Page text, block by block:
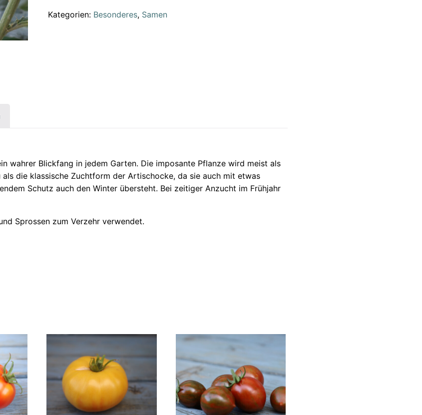
Kategorien: Besonderes, Samen
wahrer Blickfang in jedem Garten. Die imposante Pflanze wird meist als
die klassische Zuchtform der Artischocke, da sie auch mit etwas
Schutz auch den Winter übersteht. Bei zeitiger Anzucht im Frühjahr
Sprossen zum Verzehr verwendet.